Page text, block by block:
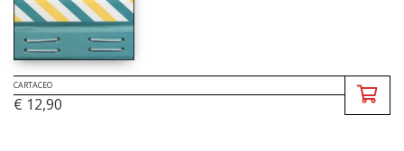
CARTACEO
€ 12,90